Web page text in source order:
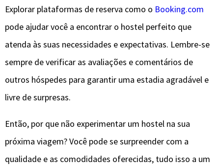
Explorar plataformas de reserva como o Booking.com
pode ajudar você a encontrar o hostel perfeito que
atenda às suas necessidades e expectativas. Lembre-se
sempre de verificar as avaliações e comentários de
outros hóspedes para garantir uma estadia agradável e
livre de surpresas.
Então, por que não experimentar um hostel na sua
próxima viagem? Você pode se surpreender com a
qualidade e as comodidades oferecidas, tudo isso a um